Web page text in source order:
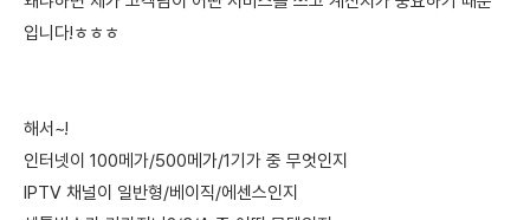
입니다!ㅎㅎㅎ
해서~!
인터넷이 100메가/500메가/1기가 중 무엇인지
IPTV 채널이 일반형/베이직/에센스인지